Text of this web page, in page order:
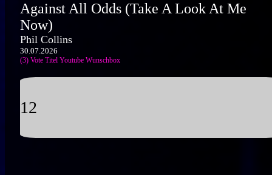
Against All Odds (Take A Look At Me
Now)
Phil Collins
30.07.2026
(3) Vote Titel Youtube Wunschbox
12